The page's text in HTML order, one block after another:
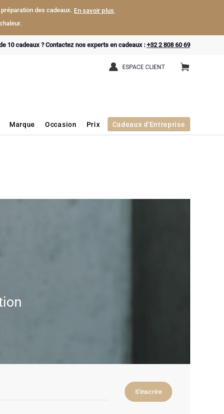
des cadeaux. En savoir plus.
ESPACE CLIENT
10 cadeaux ? Contactez nos experts en cadeaux : +32 2 808 60 69
Marque Occasion Prix Cadeaux d'Entreprise
S'inscrire